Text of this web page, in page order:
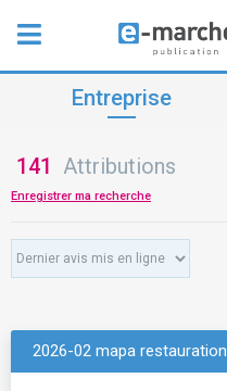
Entreprise
141 Attributions
Enregistrer ma recherche
2026-02 mapa restauration